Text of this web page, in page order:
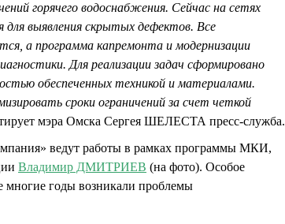
горячего водоснабжения. Сейчас на сетях
для выявления скрытых дефектов. Все
а программа капремонта и модернизации
Для реализации задач сформировано
обеспеченных техникой и материалами.
сроки ограничений за счет четкой
мэра Омска Сергея ШЕЛЕСТА пресс-служба.
ведут работы в рамках программы МКИ,
Владимир ДМИТРИЕВ (на фото). Особое
многие годы возникали проблемы